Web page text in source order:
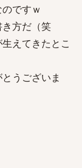
ですｗ
方だ（笑
えてきたとこ
うございま